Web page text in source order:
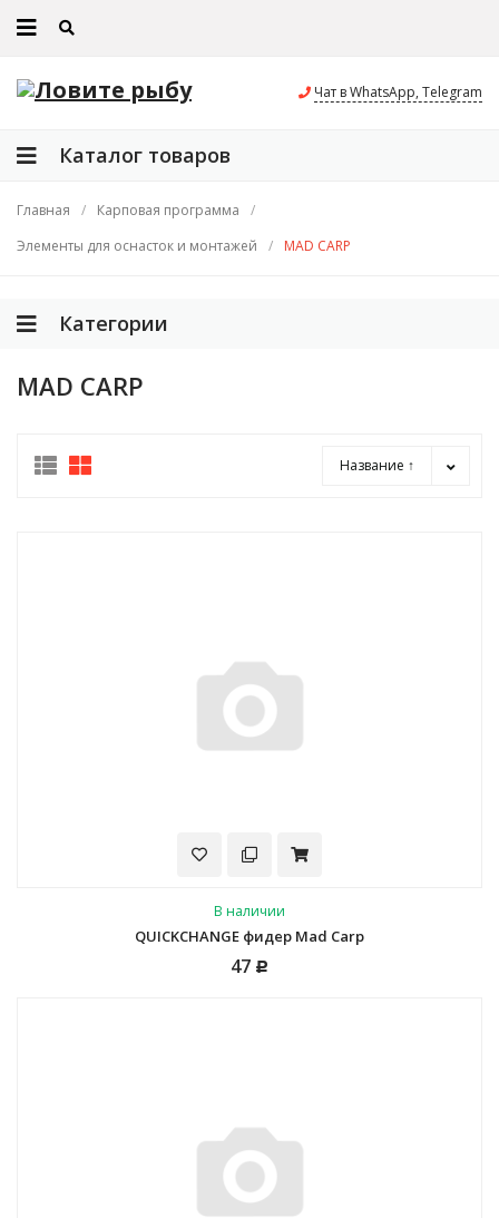
Чат в WhatsApp, Telegram
Каталог товаров
Главная / Карповая программа
/
Элементы для оснасток и монтажей
/ MAD CARP
Категории
MAD CARP
Название ↑
В наличии
QUICKCHANGE фидер Mad Carp
47 Р